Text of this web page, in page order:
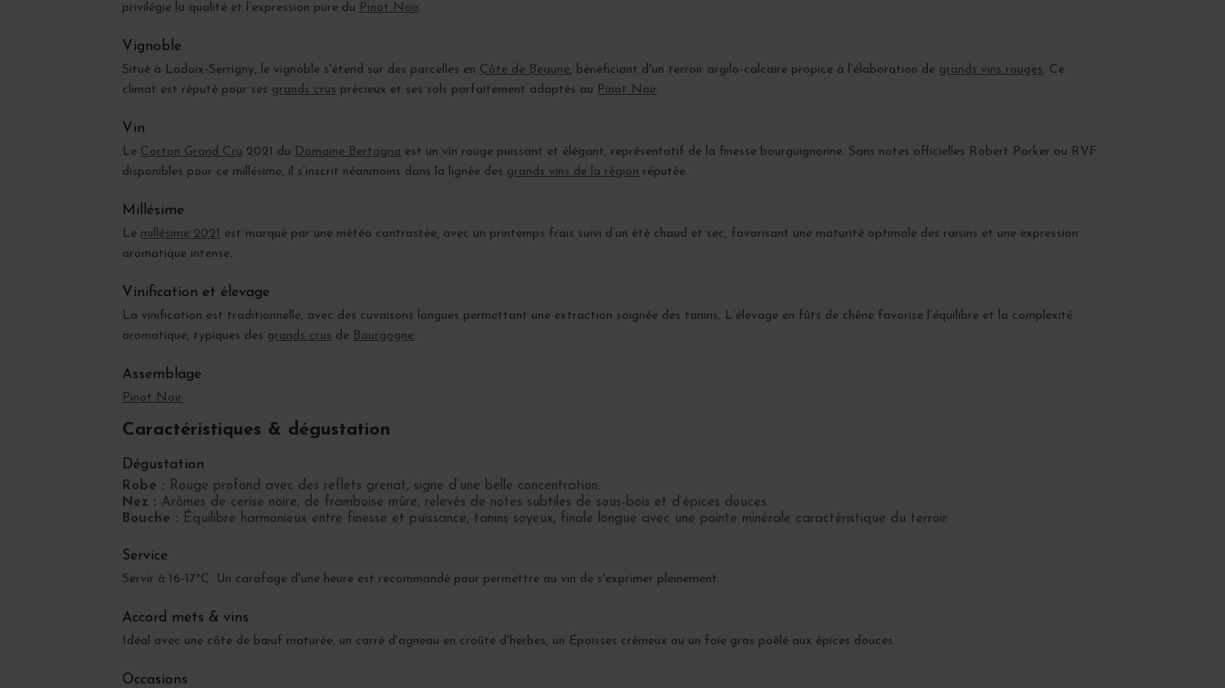
privilégie la qualité et l’expression pure du Pinot Noir.
Vignoble
Situé à Ladoix-Serrigny, le vignoble s'étend sur des parcelles en Côte de Beaune, bénéficiant d'un terroir argilo-calcaire propice à l’élaboration de grands vins rouges. Ce
climat est réputé pour ses grands crus précieux et ses sols parfaitement adaptés au Pinot Noir.
Vin
Le Corton Grand Cru 2021 du Domaine Bertagna est un vin rouge puissant et élégant, représentatif de la finesse bourguignonne. Sans notes officielles Robert Parker ou RVF
disponibles pour ce millésime, il s’inscrit néanmoins dans la lignée des grands vins de la région réputée.
Millésime
Le millésime 2021 est marqué par une météo contrastée, avec un printemps frais suivi d’un été chaud et sec, favorisant une maturité optimale des raisins et une expression
aromatique intense.
Vinification et élevage
La vinification est traditionnelle, avec des cuvaisons longues permettant une extraction soignée des tanins. L’élevage en fûts de chêne favorise l’équilibre et la complexité
aromatique, typiques des grands crus de Bourgogne.
Assemblage
Pinot Noir
Caractéristiques & dégustation
Dégustation
Robe : Rouge profond avec des reflets grenat, signe d’une belle concentration.
Nez : Arômes de cerise noire, de framboise mûre, relevés de notes subtiles de sous-bois et d’épices douces.
Bouche : Équilibre harmonieux entre finesse et puissance, tanins soyeux, finale longue avec une pointe minérale caractéristique du terroir.
Service
Servir à 16-17°C. Un carafage d'une heure est recommandé pour permettre au vin de s'exprimer pleinement.
Accord mets & vins
Idéal avec une côte de bœuf maturée, un carré d'agneau en croûte d'herbes, un Époisses crémeux ou un foie gras poêlé aux épices douces.
Occasions